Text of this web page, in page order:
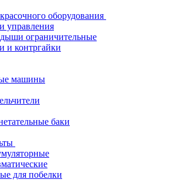
оборудования
управления
ограничительные
и контргайки
машины
баки
для побелки